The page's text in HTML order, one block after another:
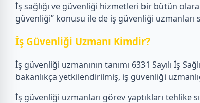
İş sağlığı ve güvenliği hizmetleri bir bütün
güvenliği” konusu ile de iş güvenliği uzmanları
İş Güvenliği Uzmanı Kimdir?
İş güvenliği uzmanının tanımı 6331 Sayılı İş
bakanlıkça yetkilendirilmiş, iş güvenliği
İş güvenliği uzmanları görev yaptıkları tehlike